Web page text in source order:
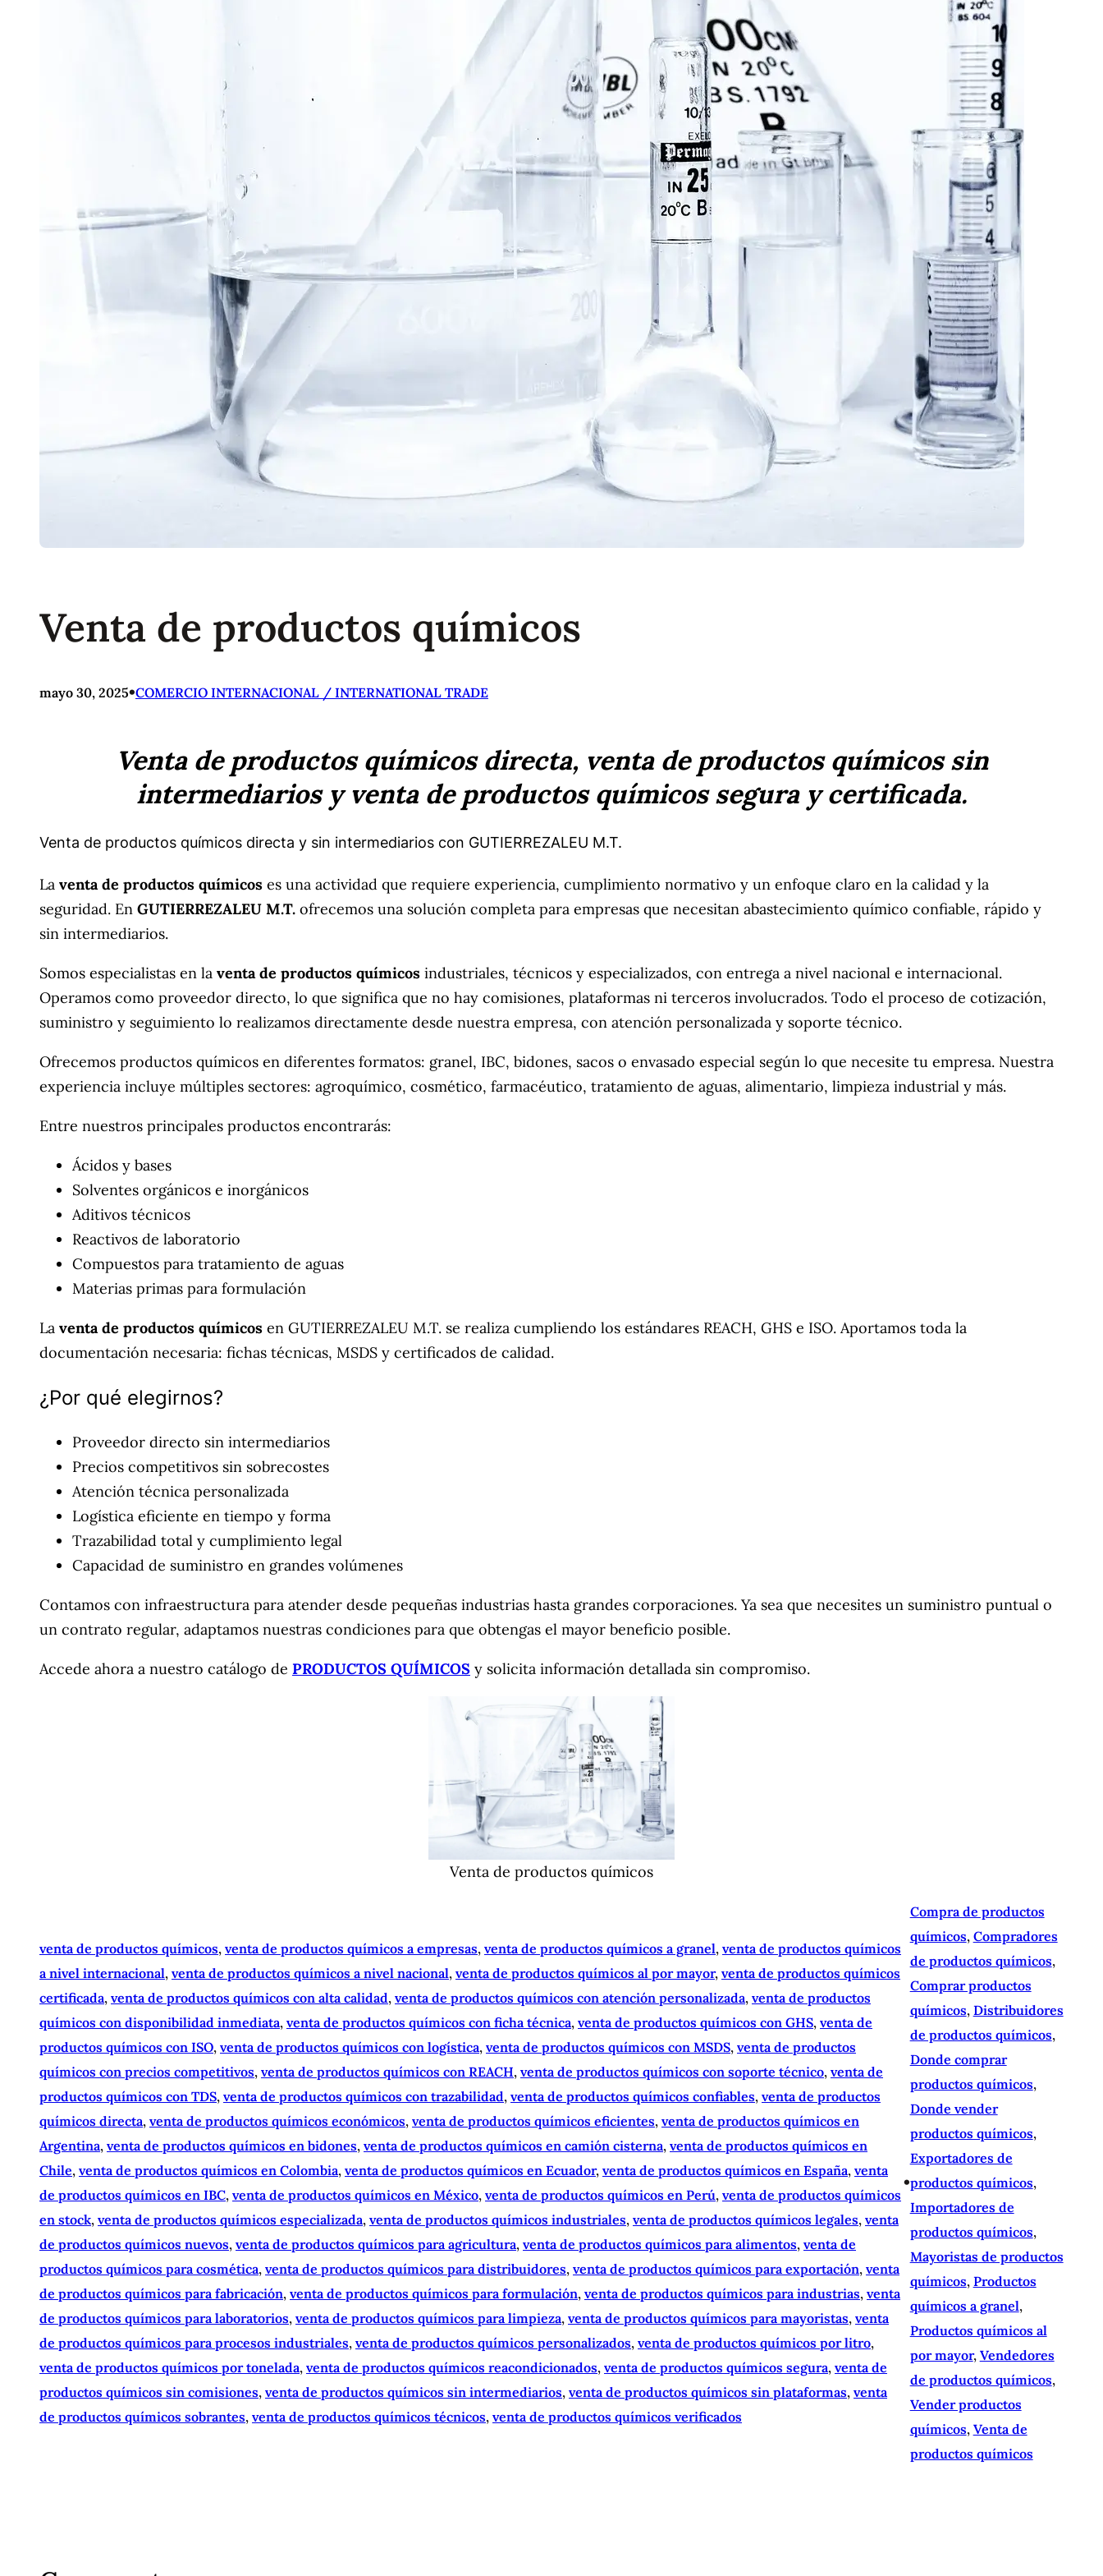
Venta de productos químicos
mayo 30, 2025•COMERCIO INTERNACIONAL / INTERNATIONAL TRADE
Venta de productos químicos directa, venta de productos químicos sin
intermediarios y venta de productos químicos segura y certificada.
Venta de productos químicos directa y sin intermediarios con GUTIERREZALEU M.T.
La venta de productos químicos es una actividad que requiere experiencia, cumplimiento normativo y un enfoque claro en la calidad y la
seguridad. En GUTIERREZALEU M.T. ofrecemos una solución completa para empresas que necesitan abastecimiento químico confiable, rápido y
sin intermediarios.
Somos especialistas en la venta de productos químicos industriales, técnicos y especializados, con entrega a nivel nacional e internacional.
Operamos como proveedor directo, lo que significa que no hay comisiones, plataformas ni terceros involucrados. Todo el proceso de cotización,
suministro y seguimiento lo realizamos directamente desde nuestra empresa, con atención personalizada y soporte técnico.
Ofrecemos productos químicos en diferentes formatos: granel, IBC, bidones, sacos o envasado especial según lo que necesite tu empresa. Nuestra
experiencia incluye múltiples sectores: agroquímico, cosmético, farmacéutico, tratamiento de aguas, alimentario, limpieza industrial y más.
Entre nuestros principales productos encontrarás:
Ácidos y bases
Solventes orgánicos e inorgánicos
Aditivos técnicos
Reactivos de laboratorio
Compuestos para tratamiento de aguas
Materias primas para formulación
La venta de productos químicos en GUTIERREZALEU M.T. se realiza cumpliendo los estándares REACH, GHS e ISO. Aportamos toda la
documentación necesaria: fichas técnicas, MSDS y certificados de calidad.
¿Por qué elegirnos?
Proveedor directo sin intermediarios
Precios competitivos sin sobrecostes
Atención técnica personalizada
Logística eficiente en tiempo y forma
Trazabilidad total y cumplimiento legal
Capacidad de suministro en grandes volúmenes
Contamos con infraestructura para atender desde pequeñas industrias hasta grandes corporaciones. Ya sea que necesites un suministro puntual o
un contrato regular, adaptamos nuestras condiciones para que obtengas el mayor beneficio posible.
Accede ahora a nuestro catálogo de PRODUCTOS QUÍMICOS y solicita información detallada sin compromiso.
Venta de productos químicos
venta de productos químicos, venta de productos químicos a empresas, venta de productos químicos a granel, venta de productos químicos
a nivel internacional, venta de productos químicos a nivel nacional, venta de productos químicos al por mayor, venta de productos químicos
certificada, venta de productos químicos con alta calidad, venta de productos químicos con atención personalizada, venta de productos
químicos con disponibilidad inmediata, venta de productos químicos con ficha técnica, venta de productos químicos con GHS, venta de
productos químicos con ISO, venta de productos químicos con logística, venta de productos químicos con MSDS, venta de productos
químicos con precios competitivos, venta de productos químicos con REACH, venta de productos químicos con soporte técnico, venta de
productos químicos con TDS, venta de productos químicos con trazabilidad, venta de productos químicos confiables, venta de productos
químicos directa, venta de productos químicos económicos, venta de productos químicos eficientes, venta de productos químicos en
Argentina, venta de productos químicos en bidones, venta de productos químicos en camión cisterna, venta de productos químicos en
Chile, venta de productos químicos en Colombia, venta de productos químicos en Ecuador, venta de productos químicos en España, venta
de productos químicos en IBC, venta de productos químicos en México, venta de productos químicos en Perú, venta de productos químicos
en stock, venta de productos químicos especializada, venta de productos químicos industriales, venta de productos químicos legales, venta
de productos químicos nuevos, venta de productos químicos para agricultura, venta de productos químicos para alimentos, venta de
productos químicos para cosmética, venta de productos químicos para distribuidores, venta de productos químicos para exportación, venta
de productos químicos para fabricación, venta de productos químicos para formulación, venta de productos químicos para industrias, venta
de productos químicos para laboratorios, venta de productos químicos para limpieza, venta de productos químicos para mayoristas, venta
de productos químicos para procesos industriales, venta de productos químicos personalizados, venta de productos químicos por litro
venta de productos químicos por tonelada, venta de productos químicos reacondicionados, venta de productos químicos segura, venta de
productos químicos sin comisiones, venta de productos químicos sin intermediarios, venta de productos químicos sin plataformas, venta
de productos químicos sobrantes, venta de productos químicos técnicos, venta de productos químicos verificados
•
Compra de productos
químicos, Compradores
de productos químicos ,
Comprar productos
químicos, Distribuidores
de productos químicos ,
Donde comprar
productos químicos ,
Donde vender
productos químicos ,
Exportadores de
productos químicos ,
Importadores de
productos químicos ,
Mayoristas de productos
químicos, Productos
químicos a granel ,
Productos químicos al
por mayor, Vendedores
de productos químicos ,
Vender productos
químicos, Venta de
productos químicos